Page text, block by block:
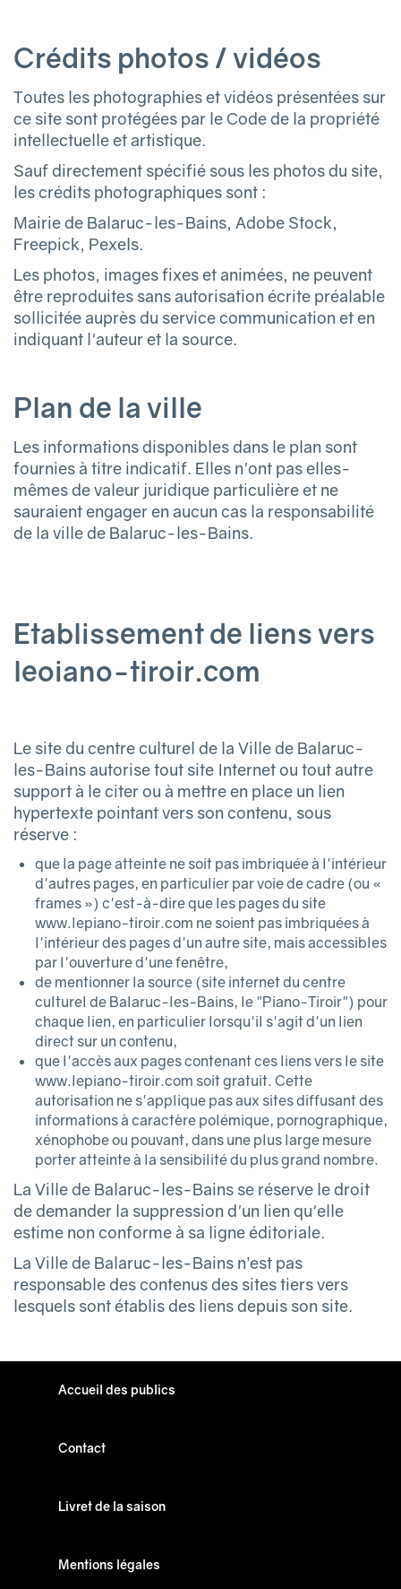
Crédits photos / vidéos
Toutes les photographies et vidéos présentées sur
ce site sont protégées par le Code de la propriété
intellectuelle et artistique.
Sauf directement spécifié sous les photos du site,
les crédits photographiques sont :
Mairie de Balaruc-les-Bains, Adobe Stock,
Freepick, Pexels.
Les photos, images fixes et animées, ne peuvent
être reproduites sans autorisation écrite préalable
sollicitée auprès du service communication et en
indiquant l'auteur et la source.
Plan de la ville
Les informations disponibles dans le plan sont
fournies à titre indicatif. Elles n'ont pas elles-
mêmes de valeur juridique particulière et ne
sauraient engager en aucun cas la responsabilité
de la ville de Balaruc-les-Bains.
Etablissement de liens vers
leoiano-tiroir.com
Le site du centre culturel de la Ville de Balaruc-
les-Bains autorise tout site Internet ou tout autre
support à le citer ou à mettre en place un lien
hypertexte pointant vers son contenu, sous
réserve :
que la page atteinte ne soit pas imbriquée à l'intérieur
d'autres pages, en particulier par voie de cadre (ou «
frames ») c'est-à-dire que les pages du site
www.lepiano-tiroir.com ne soient pas imbriquées à
l'intérieur des pages d'un autre site, mais accessibles
par l'ouverture d'une fenêtre,
de mentionner la source (site internet du centre
culturel de Balaruc-les-Bains, le "Piano-Tiroir") pour
chaque lien, en particulier lorsqu'il s'agit d'un lien
direct sur un contenu,
que l'accès aux pages contenant ces liens vers le site
www.lepiano-tiroir.com soit gratuit. Cette
autorisation ne s'applique pas aux sites diffusant des
informations à caractère polémique, pornographique,
xénophobe ou pouvant, dans une plus large mesure
porter atteinte à la sensibilité du plus grand nombre.
La Ville de Balaruc-les-Bains se réserve le droit
de demander la suppression d'un lien qu'elle
estime non conforme à sa ligne éditoriale.
La Ville de Balaruc-les-Bains n’est pas
responsable des contenus des sites tiers vers
lesquels sont établis des liens depuis son site.
Accueil des publics
Contact
Livret de la saison
Mentions légales